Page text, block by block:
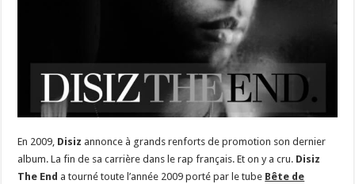
En 2009, Disiz annonce à grands renforts de promotion son dernier
album. La fin de sa carrière dans le rap français. Et on y a cru. Disiz
The End a tourné toute l’année 2009 porté par le tube Bête de